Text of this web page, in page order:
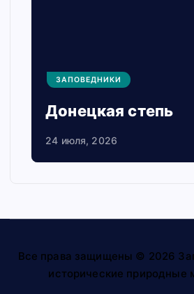
ЗАПОВЕДНИКИ
Донецкая степь
24 июля, 2026
Все права защищены © 2026
исторические природные